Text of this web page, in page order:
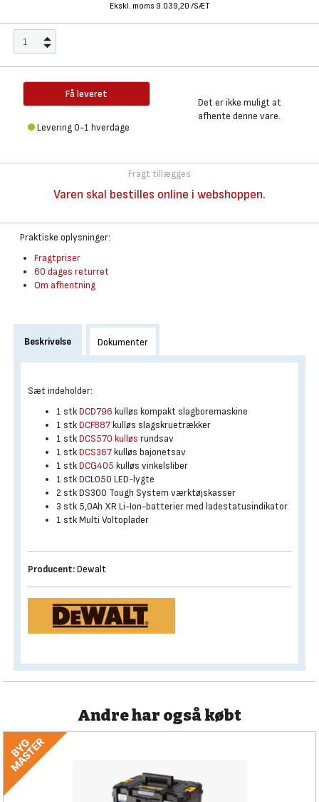
Ekskl. moms 9.039,20 /SÆT
Få leveret
Levering 0-1 hverdage
Det er ikke muligt at
afhente denne vare.
Fragt tillægges
Varen skal bestilles online i webshoppen.
Praktiske oplysninger:
Fragtpriser
60 dages returret
Om afhentning
Beskrivelse Dokumenter
Sæt indeholder:
1 stkDCD796 kulløs kompakt slagboremaskine
1 stkDCF887kulløs slagskruetrækker
1 stkDCS570 kulløs rundsav
1 stkDCS367kulløs bajonetsav
1 stkDCG405 kulløs vinkelsliber
1 stk DCL050 LED-lygte
2 stk DS300 Tough System værktøjskasser
3 stk 5,0Ah XR Li-Ion-batterier med ladestatusindikator
1 stk Multi Voltoplader
Producent:Dewalt
Andre har også købt